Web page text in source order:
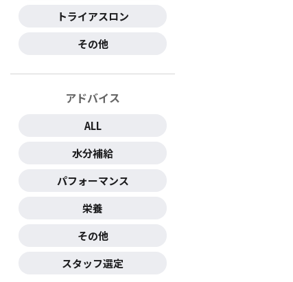
トライアスロン
その他
アドバイス
ALL
水分補給
パフォーマンス
栄養
その他
スタッフ選定